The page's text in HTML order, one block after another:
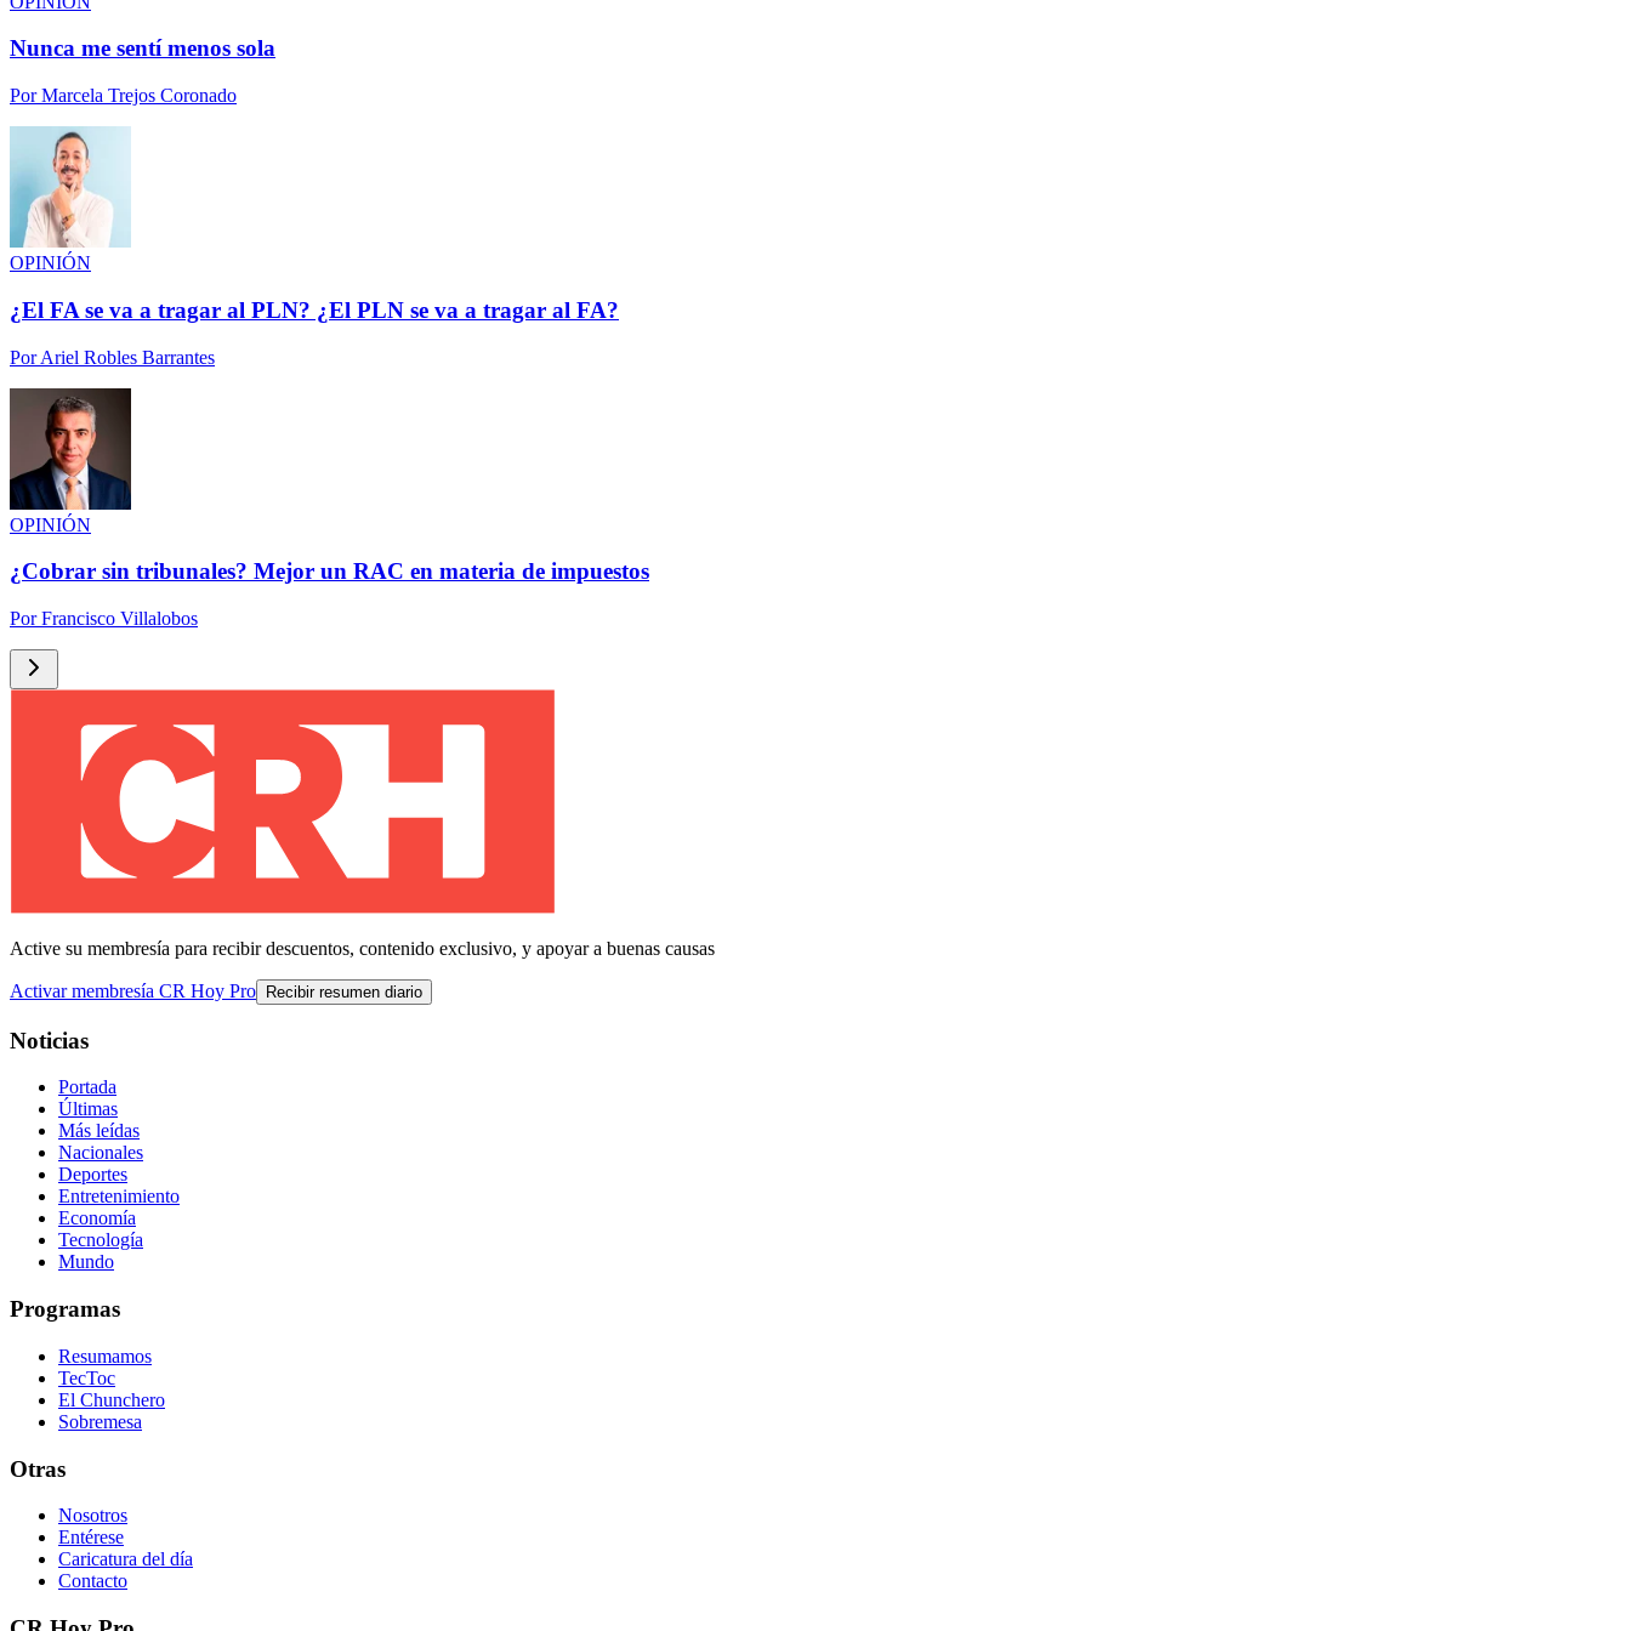
Nunca me sentí menos sola
PorMarcela Trejos Coronado
OPINIÓN
¿El FA se va a tragar al PLN? ¿El PLN se va a tragar al FA?
PorAriel Robles Barrantes
OPINIÓN
¿Cobrar sin tribunales? Mejor un RAC en materia de impuestos
PorFrancisco Villalobos
Active su membresía para recibir descuentos, contenido exclusivo, y apoyar a buenas causas
Activar membresía CR Hoy Pro Recibir resumen diario
Noticias
Portada
Últimas
Más leídas
Nacionales
Deportes
Entretenimiento
Economía
Tecnología
Mundo
Programas
Resumamos
TecToc
El Chunchero
Sobremesa
Otras
Nosotros
Entérese
Caricatura del día
Contacto